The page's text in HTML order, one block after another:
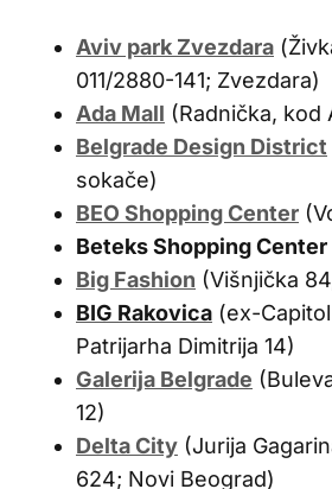
Aviv park Zvezdara
011/2880-141; Zvezdara)
Ada Mall (Radnička, kod
Belgrade Design District
sokače)
BEO Shopping Center
Beteks Shopping Center
Big Fashion (Višnjička
BIG Rakovica (ex-
Patrijarha Dimitrija 14)
Galerija Belgrade
12)
Delta City (Jurija
624; Novi Beograd)